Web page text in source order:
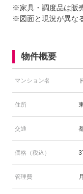
※家具・調度品は販
※図面と現況が異な
物件概要
マンション名
住所
交通
価格（税込）
管理費